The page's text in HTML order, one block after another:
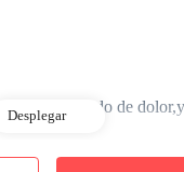
dar un alarido de
Desplegar